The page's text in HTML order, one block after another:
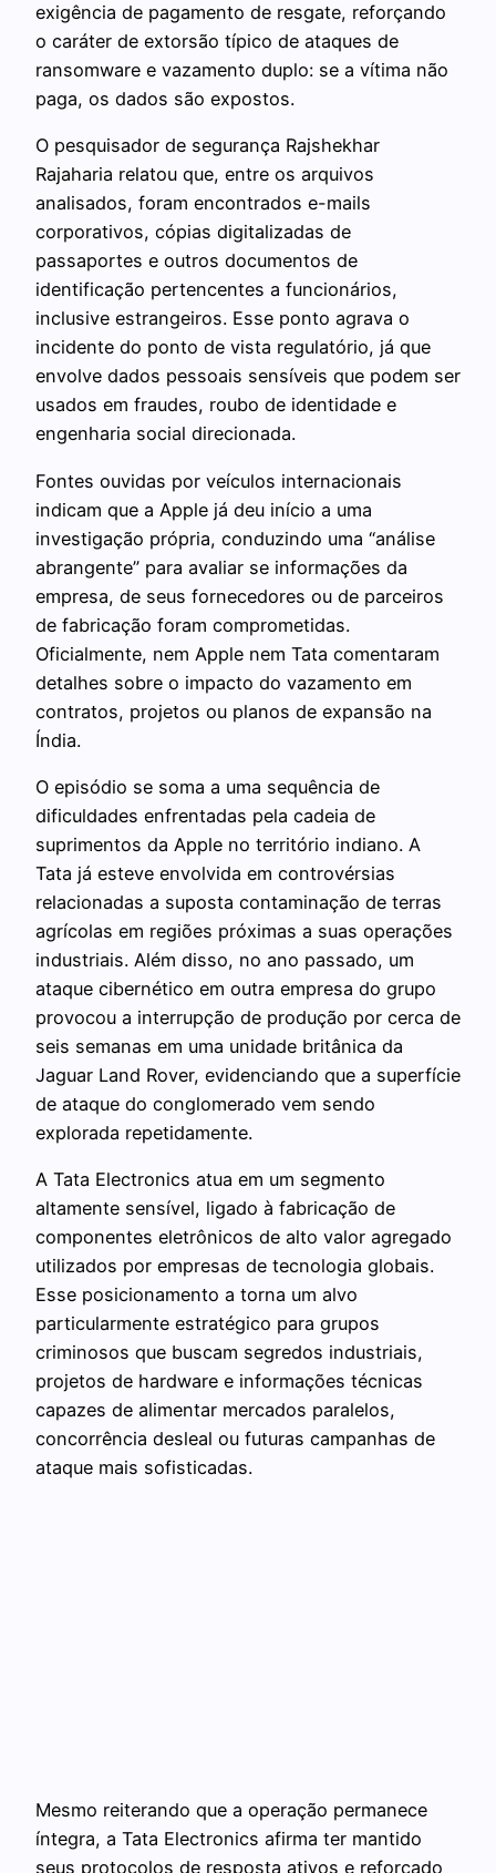
exigência de pagamento de resgate, reforçando
o caráter de extorsão típico de ataques de
ransomware e vazamento duplo: se a vítima não
paga, os dados são expostos.
O pesquisador de segurança Rajshekhar
Rajaharia relatou que, entre os arquivos
analisados, foram encontrados e-mails
corporativos, cópias digitalizadas de
passaportes e outros documentos de
identificação pertencentes a funcionários,
inclusive estrangeiros. Esse ponto agrava o
incidente do ponto de vista regulatório, já que
envolve dados pessoais sensíveis que podem ser
usados em fraudes, roubo de identidade e
engenharia social direcionada.
Fontes ouvidas por veículos internacionais
indicam que a Apple já deu início a uma
investigação própria, conduzindo uma “análise
abrangente” para avaliar se informações da
empresa, de seus fornecedores ou de parceiros
de fabricação foram comprometidas.
Oficialmente, nem Apple nem Tata comentaram
detalhes sobre o impacto do vazamento em
contratos, projetos ou planos de expansão na
Índia.
O episódio se soma a uma sequência de
dificuldades enfrentadas pela cadeia de
suprimentos da Apple no território indiano. A
Tata já esteve envolvida em controvérsias
relacionadas a suposta contaminação de terras
agrícolas em regiões próximas a suas operações
industriais. Além disso, no ano passado, um
ataque cibernético em outra empresa do grupo
provocou a interrupção de produção por cerca de
seis semanas em uma unidade britânica da
Jaguar Land Rover, evidenciando que a superfície
de ataque do conglomerado vem sendo
explorada repetidamente.
A Tata Electronics atua em um segmento
altamente sensível, ligado à fabricação de
componentes eletrônicos de alto valor agregado
utilizados por empresas de tecnologia globais.
Esse posicionamento a torna um alvo
particularmente estratégico para grupos
criminosos que buscam segredos industriais,
projetos de hardware e informações técnicas
capazes de alimentar mercados paralelos,
concorrência desleal ou futuras campanhas de
ataque mais sofisticadas.
Mesmo reiterando que a operação permanece
íntegra, a Tata Electronics afirma ter mantido
seus protocolos de resposta ativos e reforçado